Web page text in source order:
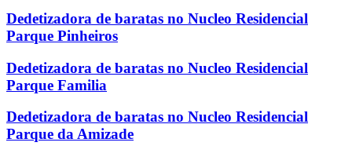
Dedetizadora de baratas no Nucleo Residencial
Parque Pinheiros
Dedetizadora de baratas no Nucleo Residencial
Parque Familia
Dedetizadora de baratas no Nucleo Residencial
Parque da Amizade